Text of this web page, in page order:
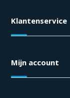
Klantenservice
Mijn account